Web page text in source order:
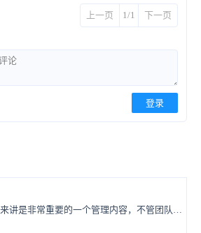
上一页 1/1 下一页
登录
项目管理对于一个公司来讲是非常重要的一个管理内容，不管团队规模大小，所处行业是否不同，从管理角度是有一些都可以适用的共通原则。